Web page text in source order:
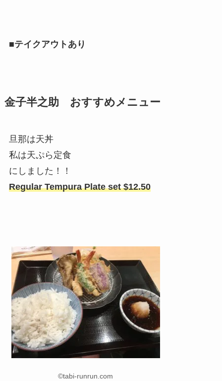
■テイクアウトあり
金子半之助 おすすめメニュー
旦那は天丼
私は天ぷら定食
にしました！！
Regular Tempura Plate set $12.50
©tabi-runrun.com